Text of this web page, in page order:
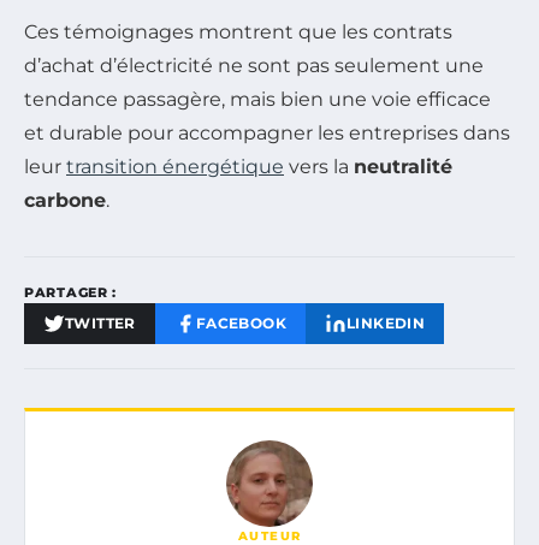
Ces témoignages montrent que les contrats
d’achat d’électricité ne sont pas seulement une
tendance passagère, mais bien une voie efficace
et durable pour accompagner les entreprises dans
leur transition énergétique vers la neutralité
carbone.
PARTAGER :
TWITTER FACEBOOK LINKEDIN
AUTEUR